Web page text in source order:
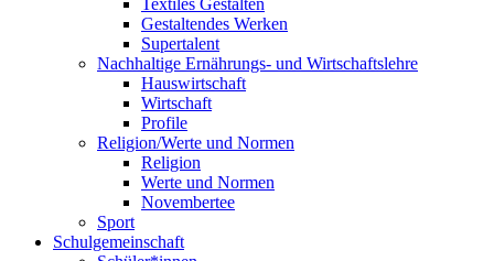
Textiles Gestalten
Gestaltendes Werken
Supertalent
Nachhaltige Ernährungs- und Wirtschaftslehre
Hauswirtschaft
Wirtschaft
Profile
Religion/Werte und Normen
Religion
Werte und Normen
Novembertee
Sport
Schulgemeinschaft